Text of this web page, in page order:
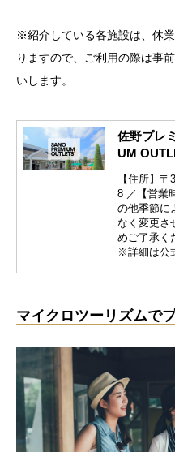
※紹介している各施設は、休
りますので、ご利用の際は事
いします。
佐野プレ
UM
【住所】
8 ／【営業
の他季節に
なく変更さ
めご了承く
※詳細は公
マイクロツーリズムで